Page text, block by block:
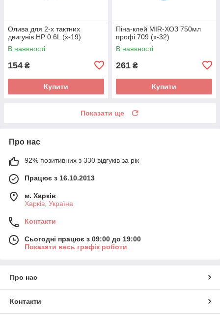
Олива для 2-х тактних
двигунів HP 0.6L (х-19)
В наявності
154 ₴
Купити
Піна-клей MIR-ХОЗ 750мл
профі 709 (х-32)
В наявності
261 ₴
Купити
Показати ще
Про нас
92% позитивних з 330 відгуків за рік
Працює з 16.10.2013
м. Харків
Харків, Україна
Контакти
Сьогодні працює з 09:00 до 19:00
Показати весь графік роботи
Про нас
Контакти